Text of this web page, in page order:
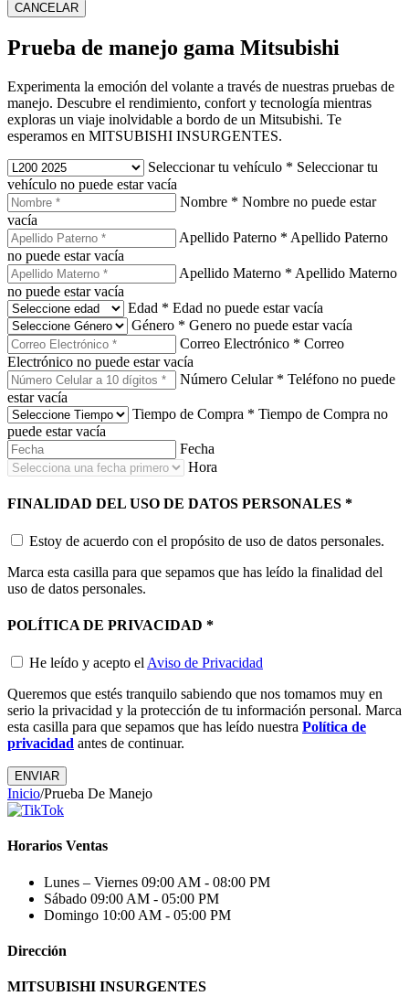
CANCELAR
Prueba de manejo gama Mitsubishi
Experimenta la emoción del volante a través de nuestras pruebas de
manejo. Descubre el rendimiento, confort y tecnología mientras
exploras un viaje inolvidable a bordo de un Mitsubishi. Te
esperamos en MITSUBISHI INSURGENTES.
Seleccionar tu vehículo * Seleccionar tu
vehículo no puede estar vacía
Nombre * Nombre no puede estar
vacía
Apellido Paterno * Apellido Paterno
no puede estar vacía
Apellido Materno * Apellido Materno
no puede estar vacía
Edad * Edad no puede estar vacía
Género * Genero no puede estar vacía
Correo Electrónico * Correo
Electrónico no puede estar vacía
Número Celular * Teléfono no puede
estar vacía
Tiempo de Compra * Tiempo de Compra no
puede estar vacía
Fecha
Hora
FINALIDAD DEL USO DE DATOS PERSONALES *
Estoy de acuerdo con el propósito de uso de datos personales.
Marca esta casilla para que sepamos que has leído la finalidad del
uso de datos personales.
POLÍTICA DE PRIVACIDAD *
He leído y acepto el Aviso de Privacidad
Queremos que estés tranquilo sabiendo que nos tomamos muy en
serio la privacidad y la protección de tu información personal. Marca
esta casilla para que sepamos que has leído nuestra Política de
privacidad antes de continuar.
ENVIAR
Inicio/Prueba De Manejo
Horarios Ventas
Lunes – Viernes 09:00 AM - 08:00 PM
Sábado 09:00 AM - 05:00 PM
Domingo 10:00 AM - 05:00 PM
Dirección
MITSUBISHI INSURGENTES